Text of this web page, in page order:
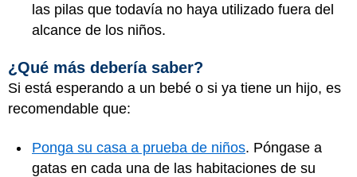
las pilas que todavía no haya utilizado fuera del
alcance de los niños.
¿Qué más debería saber?
Si está esperando a un bebé o si ya tiene un hijo, es
recomendable que:
Ponga su casa a prueba de niños. Póngase a
gatas en cada una de las habitaciones de su